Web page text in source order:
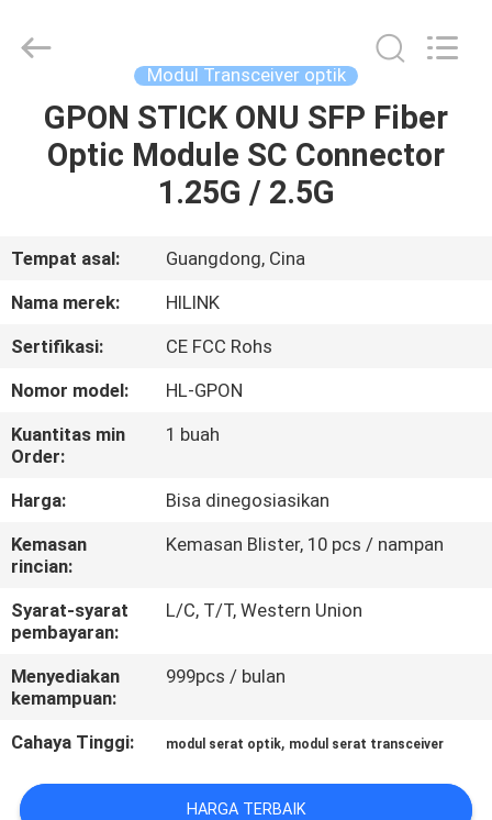
RUMAH
TENTANG
KAMI
TUR
PABRIK
KONTROL
KUALITAS
HUBUNGI
KAMI
BERITA
KASUS-
KASUS
Technology
Co.,Ltd..
Modul Transceiver optik
GPON STICK ONU SFP Fiber
Optic Module SC Connector
1.25G / 2.5G
Tempat asal:
Guangdong, Cina
Nama merek:
HILINK
Sertifikasi:
CE FCC Rohs
Nomor model:
HL-GPON
Kuantitas min
Order:
1 buah
Harga:
Bisa dinegosiasikan
Kemasan
rincian:
Kemasan Blister, 10 pcs / nampan
Syarat-syarat
pembayaran:
L/C, T/T, Western Union
Menyediakan
kemampuan:
999pcs / bulan
Cahaya Tinggi: modul serat optik, modul serat transceiver
HARGA TERBAIK